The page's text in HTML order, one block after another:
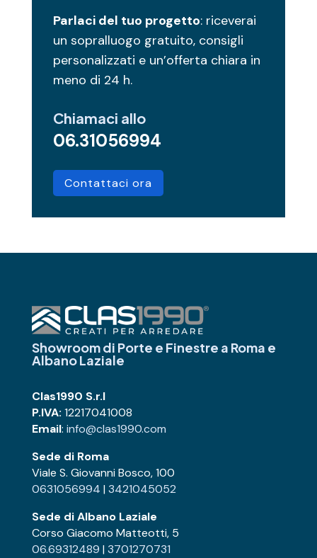
Parlaci del tuo progetto: riceverai
un sopralluogo gratuito, consigli
personalizzati e un’offerta chiara in
meno di 24 h.
Chiamaci allo
06.31056994
Contattaci ora
Showroom di Porte e Finestre a Roma e
Albano Laziale
Clas1990 S.r.l
P.IVA: 12217041008
Email: info@clas1990.com
Sede di Roma
Viale S. Giovanni Bosco, 100
0631056994 | 3421045052
Sede di Albano Laziale
Corso Giacomo Matteotti, 5
06.69312489 | 3701270731